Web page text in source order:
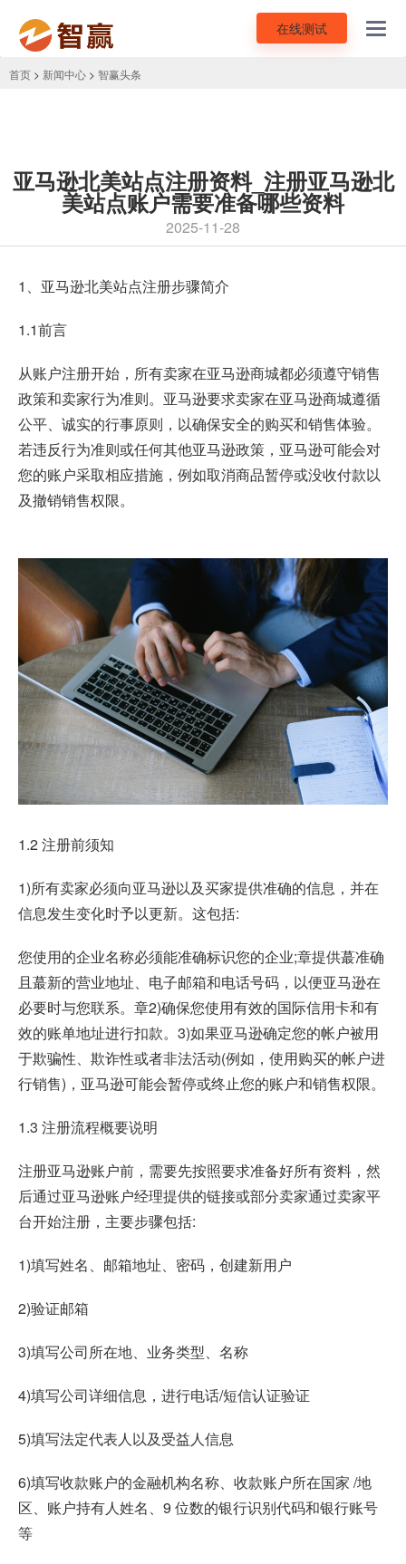
在线测试
首页 > 新闻中心 > 智赢头条
亚马逊北美站点注册资料_注册亚马逊北
美站点账户需要准备哪些资料
2025-11-28
1、 亚马逊北美站点注册步骤简介
1.1前言
从账户注册开始，所有卖家在亚马逊商城都必须遵守销售
政策和卖家行为准则。亚马逊要求卖家在亚马逊商城遵循
公平、诚实的行事原则，以确保安全的购买和销售体验。
若违反行为准则或任何其他亚马逊政策，亚马逊可能会对
您的账户采取相应措施，例如取消商品暂停或没收付款以
及撤销销售权限。
1.2 注册前须知
1)所有卖家必须向亚马逊以及买家提供准确的信息，并在
信息发生变化时予以更新。这包括:
您使用的企业名称必须能准确标识您的企业;章提供蕞准确
且蕞新的营业地址、电子邮箱和电话号码，以便亚马逊在
必要时与您联系。章2)确保您使用有效的国际信用卡和有
效的账单地址进行扣款。3)如果亚马逊确定您的帐户被用
于欺骗性、欺诈性或者非法活动(例如，使用购买的帐户进
行销售)，亚马逊可能会暂停或终止您的账户和销售权限。
1.3 注册流程概要说明
注册亚马逊账户前，需要先按照要求准备好所有资料，然
后通过亚马逊账户经理提供的链接或部分卖家通过卖家平
台开始注册，主要步骤包括:
1)填写姓名、邮箱地址、密码，创建新用户
2)验证邮箱
3)填写公司所在地、业务类型、名称
4)填写公司详细信息，进行电话/短信认证验证
5)填写法定代表人以及受益人信息
6)填写收款账户的金融机构名称、收款账户所在国家 /地
区、账户持有人姓名、9 位数的银行识别代码和银行账号
等